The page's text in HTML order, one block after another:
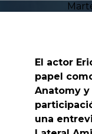
El actor
papel
Anatomy
una